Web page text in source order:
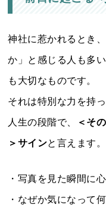
神社に惹かれるとき
か」と感じる人も多
も大切なものです。
それは特別な力を持
人生の段階で、 ＜そ
＞サインと言えます。
・写真を見た瞬間に
・なぜか気になって